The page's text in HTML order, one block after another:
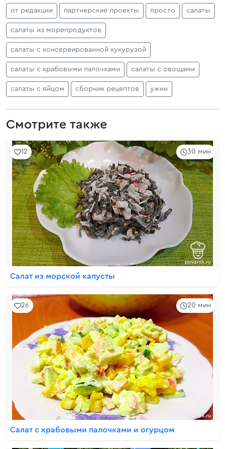
от редакции партнерские проекты просто салаты
салаты из морепродуктов
салаты с консервированной кукурузой
салаты с крабовыми палочками салаты с овощами
салаты с яйцом сборник рецептов ужин
Смотрите также
30 мин
12
Салат из морской капусты
20 мин
26
Салат с крабовыми палочками и огурцом